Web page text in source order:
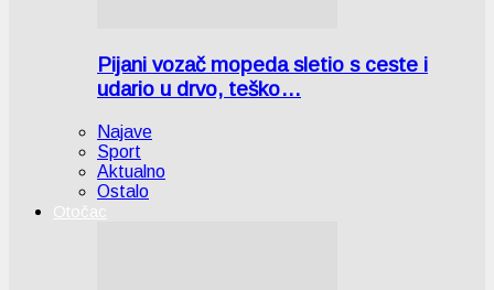
Pijani vozač mopeda sletio s ceste i
udario u drvo, teško…
Najave
Sport
Aktualno
Ostalo
Otočac